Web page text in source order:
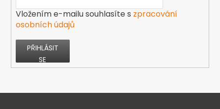
Vložením e-mailu souhlasíte s zpracování
osobních údajů
PŘIHLÁSIT
SE